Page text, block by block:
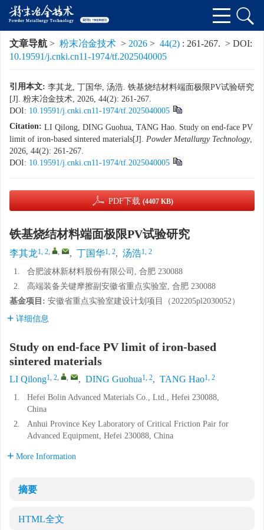
文章导航 > 粉末冶金技术 > 2026 > 44(2) : 261-267. > DOI:
10.19591/j.cnki.cn11-1974/tf.2025040005
引用本文: 李其龙, 丁国华, 汤浩. 铁基烧结材料端面极限PV试验研究
[J]. 粉末冶金技术, 2026, 44(2): 261-267.
DOI: 10.19591/j.cnki.cn11-1974/tf.2025040005
Citation: LI Qilong, DING Guohua, TANG Hao. Study on end-face PV
limit of iron-based sintered materials[J]. Powder Metallurgy Technology,
2026, 44(2): 261-267.
DOI: 10.19591/j.cnki.cn11-1974/tf.2025040005
PDF下载 (4407 KB)
铁基烧结材料端面极限PV试验研究
李其龙1, 2, , , 丁国华1, 2, 汤浩1, 2
1.
合肥波林新材料股份有限公司, 合肥 230088
2.
高端装备关键摩擦副安徽省重点实验室, 合肥 230088
基金项目: 安徽省重点实验室建设计划项目（202205pl2030052）
详细信息
Study on end-face PV limit of iron-based
sintered materials
LI Qilong1, 2, , , DING Guohua1, 2, TANG Hao1, 2
1.
Hefei Bolin Advanced Materials Co., Ltd., Hefei 230088,
China
2.
Anhui Province Key Laboratory of Critical Friction Pair for
Advanced Equipment, Hefei 230088, China
More Information
摘要
HTML全文